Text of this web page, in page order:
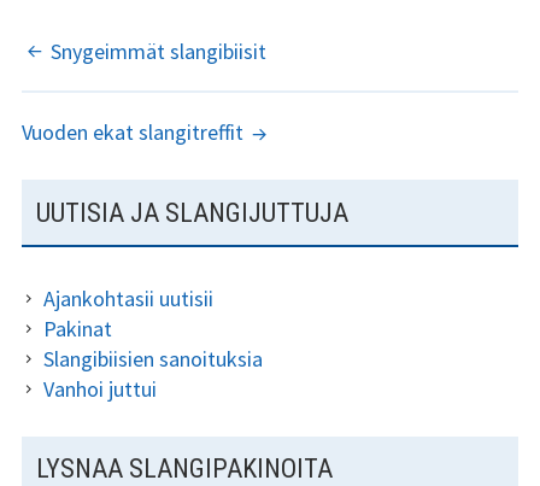
o
k
ARTIKKELIEN
SELAUS
Snygeimmät slangibiisit
Vuoden ekat slangitreffit
SIVUPALKKI
UUTISIA JA SLANGIJUTTUJA
Ajankohtasii uutisii
Pakinat
Slangibiisien sanoituksia
Vanhoi juttui
LYSNAA SLANGIPAKINOITA